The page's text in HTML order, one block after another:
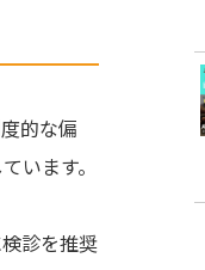
的な偏
います。
診を推奨